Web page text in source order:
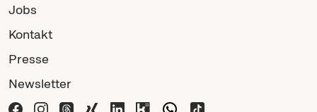
Jobs
Kontakt
Presse
Newsletter